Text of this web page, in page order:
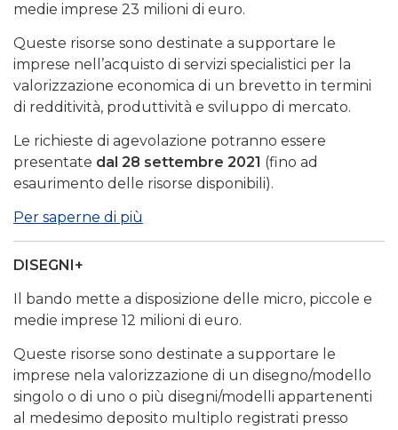
medie imprese 23 milioni di euro.
Queste risorse sono destinate a supportare le
imprese nell’acquisto di servizi specialistici per la
valorizzazione economica di un brevetto in termini
di redditività, produttività e sviluppo di mercato.
Le richieste di agevolazione potranno essere
presentate dal 28 settembre 2021 (fino ad
esaurimento delle risorse disponibili).
Per saperne di più
DISEGNI+
Il bando mette a disposizione delle micro, piccole e
medie imprese 12 milioni di euro.
Queste risorse sono destinate a supportare le
imprese nela valorizzazione di un disegno/modello
singolo o di uno o più disegni/modelli appartenenti
al medesimo deposito multiplo registrati presso